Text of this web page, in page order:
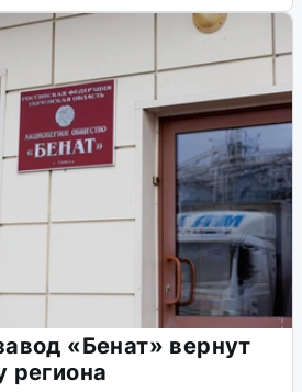
«Бенат» вернут
региона